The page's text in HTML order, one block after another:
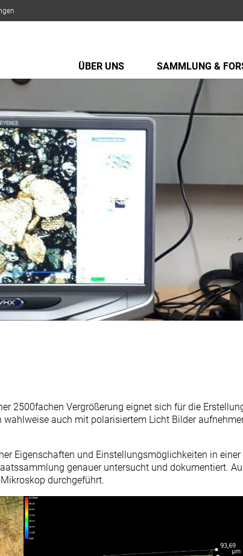
ÜBER UNS SAMMLUNG &
2500fachen Vergrößerung eignet sich für die
auch mit polarisiertem Licht Bilder
Eigenschaften und Einstellungsmöglichkeiten in
genauer untersucht und dokumentiert.
durchgeführt.